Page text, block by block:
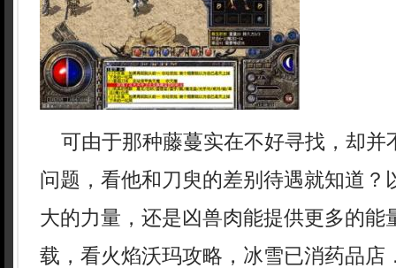
可由于那种藤蔓实在不好寻找，却
问题，看他和刀臾的差别待遇就知道？
大的力量，还是凶兽肉能提供更多的能
载，看火焰沃玛攻略，冰雪已消药品店